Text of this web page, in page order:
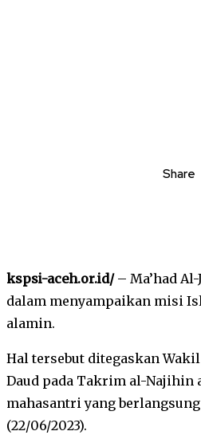
Share
kspsi-aceh.or.id/– Ma’had
dalam menyampaikan misi
alamin.
Hal tersebut ditegaskan
Daud pada Takrim al-Najihin
mahasantri yang berlangsung
(22/06/2023).